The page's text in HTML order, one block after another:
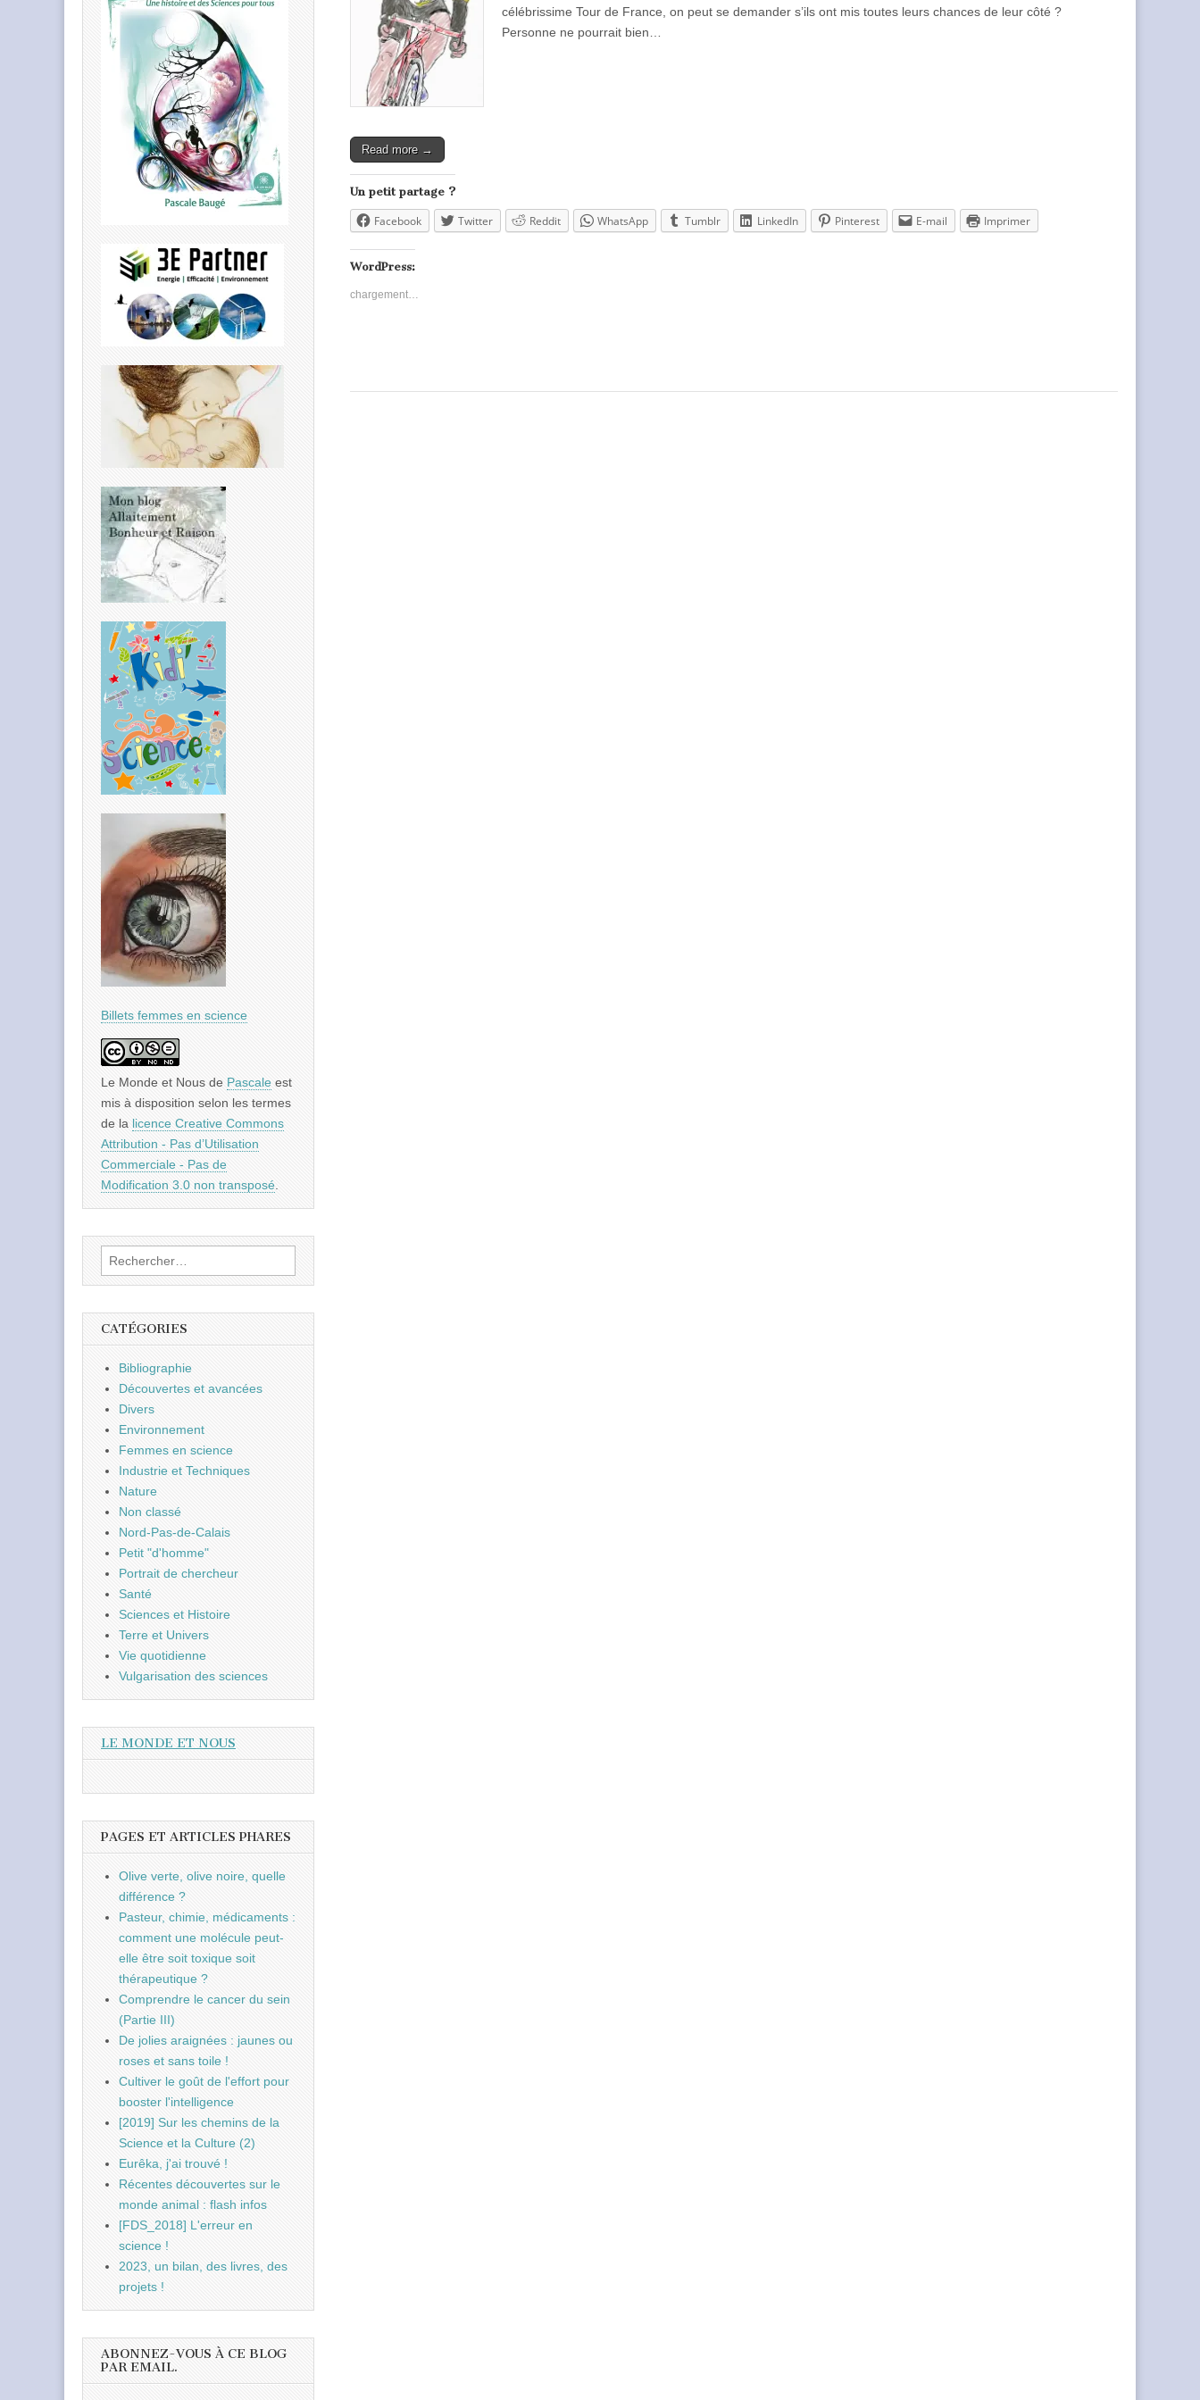
célébrissime Tour de France, on peut se demander s’ils ont mis toutes leurs chances de leur côté ?
Personne ne pourrait bien…
Read more →
Un petit partage ?
Facebook Twitter Reddit WhatsApp Tumblr LinkedIn Pinterest E-mail Imprimer
WordPress:
chargement…
Billets femmes en science
Le Monde et Nous de Pascale est
mis à disposition selon les termes
de la licence Creative Commons
Attribution - Pas d’Utilisation
Commerciale - Pas de
Modification 3.0 non transposé.
Rechercher :
CATÉGORIES
Bibliographie
Découvertes et avancées
Divers
Environnement
Femmes en science
Industrie et Techniques
Nature
Non classé
Nord-Pas-de-Calais
Petit "d'homme"
Portrait de chercheur
Santé
Sciences et Histoire
Terre et Univers
Vie quotidienne
Vulgarisation des sciences
LE MONDE ET NOUS
PAGES ET ARTICLES PHARES
Olive verte, olive noire, quelle
différence ?
Pasteur, chimie, médicaments :
comment une molécule peut-
elle être soit toxique soit
thérapeutique ?
Comprendre le cancer du sein
(Partie III)
De jolies araignées : jaunes ou
roses et sans toile !
Cultiver le goût de l'effort pour
booster l'intelligence
[2019] Sur les chemins de la
Science et la Culture (2)
Eurêka, j'ai trouvé !
Récentes découvertes sur le
monde animal : flash infos
[FDS_2018] L'erreur en
science !
2023, un bilan, des livres, des
projets !
ABONNEZ-VOUS À CE BLOG
PAR EMAIL.